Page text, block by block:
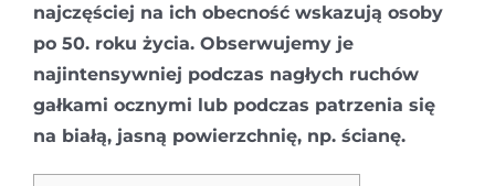
najczęściej na ich obecność wskazują osoby
po 50. roku życia. Obserwujemy je
najintensywniej podczas nagłych ruchów
gałkami ocznymi lub podczas patrzenia się
na białą, jasną powierzchnię, np. ścianę.